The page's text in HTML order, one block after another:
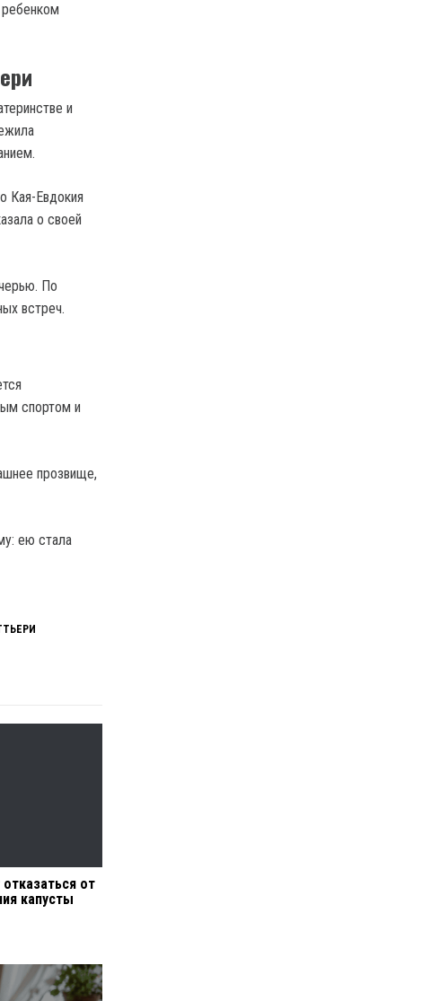
и
Кая-Евдокия
о своей
По
встреч.
спортом и
прозвище,
ею стала
от
капусты